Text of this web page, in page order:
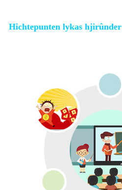
Hichtepunten lykas hjirûnder